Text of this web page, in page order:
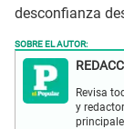
desconfianza
SOBRE EL AUTOR:
Revisa
y